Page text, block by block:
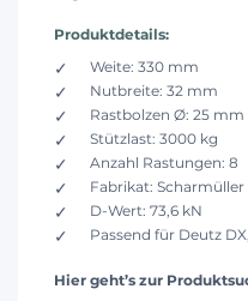
Produktdetails:
Weite: 330 mm
Nutbreite: 32 mm
Rastbolzen Ø: 25 mm
Stützlast: 3000 kg
Anzahl Rastungen: 8
Fabrikat: Scharmüller
D-Wert: 73,6 kN
Passend für Deutz
Hier geht’s zur